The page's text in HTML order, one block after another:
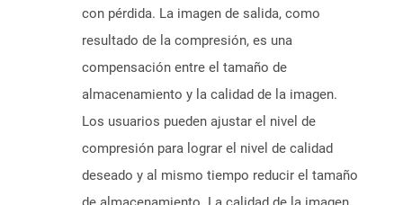
con pérdida. La imagen de salida, como
resultado de la compresión, es una
compensación entre el tamaño de
almacenamiento y la calidad de la imagen.
Los usuarios pueden ajustar el nivel de
compresión para lograr el nivel de calidad
deseado y al mismo tiempo reducir el tamaño